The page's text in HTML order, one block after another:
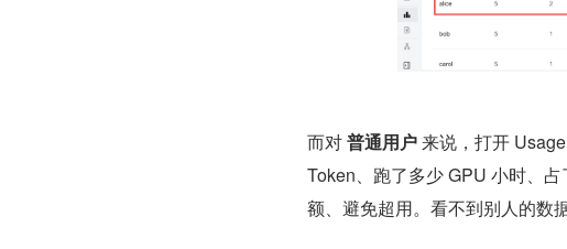
而对 普通用户 来说，打开
Token、跑了多少 GPU 小时、
额、避免超用。看不到别人的数